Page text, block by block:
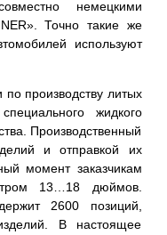
немецкими
Точно такие же
используют
производству литых
жидкого
Производственный
и отправкой их
момент заказчикам
13…18 дюймов.
2600 позиций,
В настоящее